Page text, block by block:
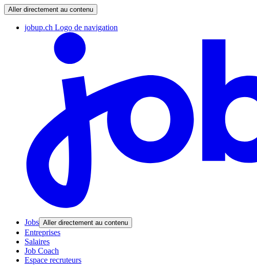
Aller directement au contenu
jobup.ch Logo de navigation
Jobs Aller directement au contenu
Entreprises
Salaires
Job Coach
Espace recruteurs